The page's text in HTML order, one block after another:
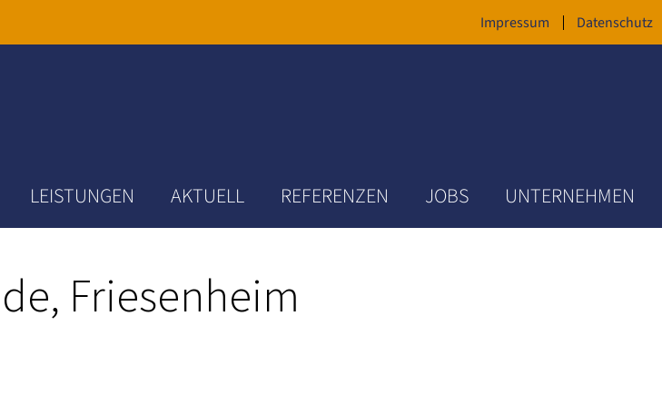
Impressum Datenschutz
LEISTUNGEN AKTUELL REFERENZEN JOBS UNTERNEHMEN
Friesenheim